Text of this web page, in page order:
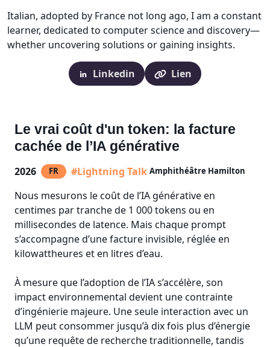
Italian, adopted by France not long ago, I am a constant
learner, dedicated to computer science and discovery—
whether uncovering solutions or gaining insights.
Linkedin Lien
Le vrai coût d'un token: la facture
cachée de l’IA générative
2026 FR #Lightning Talk Amphithéâtre Hamilton
Nous mesurons le coût de l’IA générative en
centimes par tranche de 1 000 tokens ou en
millisecondes de latence. Mais chaque prompt
s’accompagne d’une facture invisible, réglée en
kilowattheures et en litres d’eau.
À mesure que l’adoption de l’IA s’accélère, son
impact environnemental devient une contrainte
d’ingénierie majeure. Une seule interaction avec un
LLM peut consommer jusqu’à dix fois plus d’énergie
qu’une requête de recherche traditionnelle, tandis